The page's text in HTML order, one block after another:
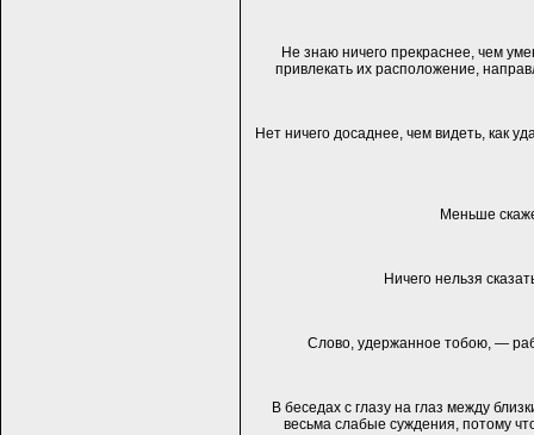
Не знаю ничего прекраснее, чем
привлекать их расположение,
Нет ничего досаднее, чем видеть, как
Меньше
Ничего нельзя
Слово, удержанное тобою, —
В беседах с глазу на глаз между
весьма слабые суждения, потому